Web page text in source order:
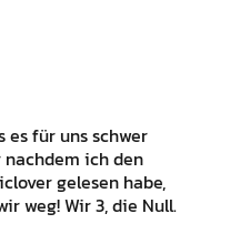
es für uns schwer
ich den
gelesen habe,
weg! Wir 3, die Null.